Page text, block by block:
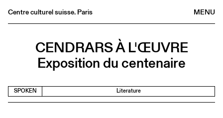
MENU
Centre culturel suisse. Paris
Bookshop
Medias
CENDRARS À L'ŒUVRE
Exposition du centenaire
SPOKEN Literature